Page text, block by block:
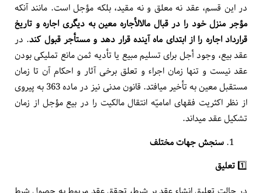
در این قسم، عقد نه معلق و نه مقید، بلکه مؤجل است. مانند آن­که
مؤجر منزل خود را در قبال مال­الأجاره معین به دیگری اجاره و تاریخ
قرارداد اجاره را از ابتدای ماه آینده قرار دهد و مستأجر قبول کند. در
عقد بیع، وجود أجل برای تسلیم مبیع یا تأدیه ثمن مانع تملیکی بودن
عقد نیست و تنها زمان اجراء و تعلق برخی آثار و احکام آن تا زمان
مستقبل معین به تأخیر می­افتد. قانون مدنی نیز در ماده 363 به پیروی
از نظر اکثریت فقهای امامیّه انتقال مالکیت را در بیع مؤجل از زمان
تشکیل عقد می­داند.
سنجش جهات مختلف
1️⃣تعلیق